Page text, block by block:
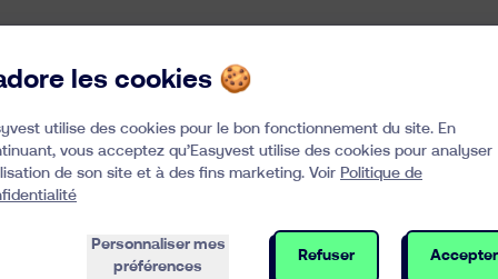
les cookies 🍪
utilise des cookies pour le bon fonctionnement du site. En
vous acceptez qu’Easyvest utilise des cookies pour analyser
de son site et à des fins marketing. Voir Politique de
Personnaliser mes
préférences
Refuser Accepter
chaque client de l’entreprise est réputé être un client de détail
de l’entreprise, ledit client professionnel ou ladite contrepartie
ou la contrepartie éligible qui en a fait la demande est